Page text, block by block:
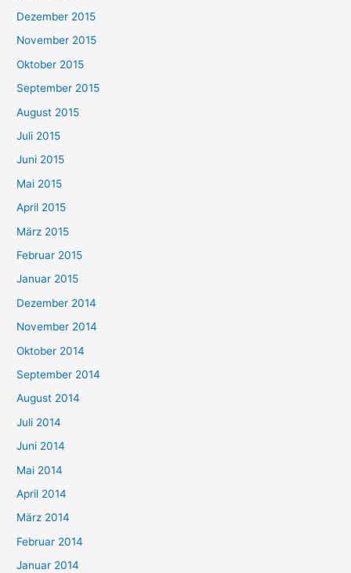
Dezember 2015
November 2015
Oktober 2015
September 2015
August 2015
Juli 2015
Juni 2015
Mai 2015
April 2015
März 2015
Februar 2015
Januar 2015
Dezember 2014
November 2014
Oktober 2014
September 2014
August 2014
Juli 2014
Juni 2014
Mai 2014
April 2014
März 2014
Februar 2014
Januar 2014